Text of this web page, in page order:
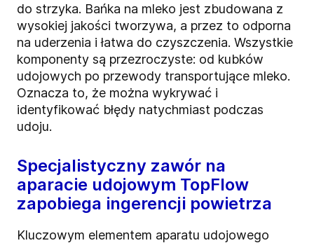
do strzyka. Bańka na mleko jest zbudowana z
wysokiej jakości tworzywa, a przez to odporna
na uderzenia i łatwa do czyszczenia. Wszystkie
komponenty są przezroczyste: od kubków
udojowych po przewody transportujące mleko.
Oznacza to, że można wykrywać i
identyfikować błędy natychmiast podczas
udoju.
Specjalistyczny zawór na
aparacie udojowym TopFlow
zapobiega ingerencji powietrza
Kluczowym elementem aparatu udojowego